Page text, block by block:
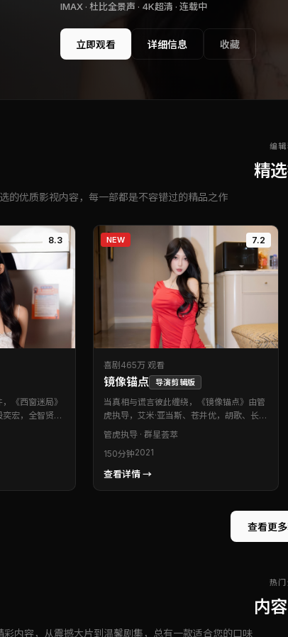
IMAX · 杜比全景声 · 4K超清 · 连载中
立即观看 详细信息 收藏
编
精
的优质影视内容，每一部都是不容错过的精品之作
8.3
《西窗迷局》
宏，全智贤等
品的动作类型
合喜欢强情节
NEW 7.2
喜剧 465万 观看
镜像锚点 导演剪辑版
当真相与谎言彼此缠绕，《镜像锚点》由管
虎执导，艾米·亚当斯、苍井优，胡歌、长泽
雅美等联袂出演。本片为韩国出品的喜剧类
独特的沉浸氛围。值得在影院或大银幕设备
上重温。
管虎执导 · 群星荟萃
150分钟2021
查看详情 →
查看更
热
内
彩内容，从震撼大片到温馨剧集，总有一款适合您的口味